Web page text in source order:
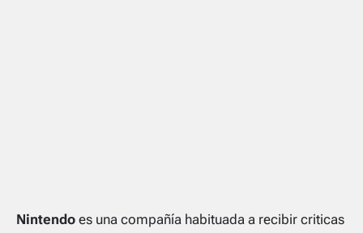
Nintendo es una compañía habituada a recibir criticas